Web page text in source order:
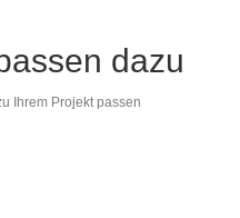
dazu
Ihrem Projekt passen